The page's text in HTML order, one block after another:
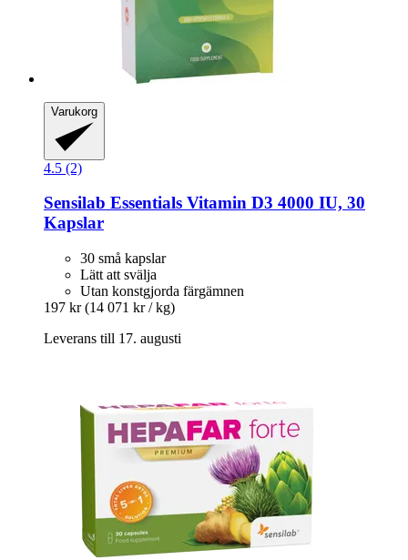
Varukorg
4.5 (2)
Sensilab Essentials Vitamin D3 4000 IU, 30
Kapslar
30 små kapslar
Lätt att svälja
Utan konstgjorda färgämnen
197 kr (14 071 kr / kg)
Leverans till 17. augusti